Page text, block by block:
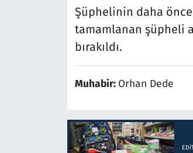
Şüphelinin daha
tamamlanan şüpheli
bırakıldı.
Muhabir: Orhan Dede